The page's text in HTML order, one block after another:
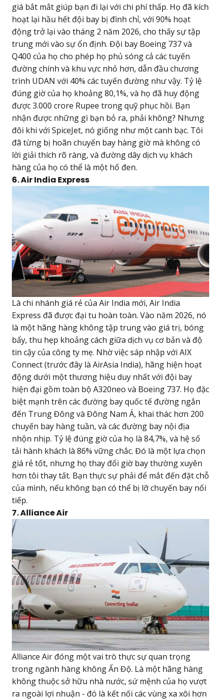
giá bắt mắt giúp bạn đi lại với chi phí thấp. Họ đã kích
hoạt lại hầu hết đội bay bị đình chỉ, với 90% hoạt
động trở lại vào tháng 2 năm 2026, cho thấy sự tập
trung mới vào sự ổn định. Đội bay Boeing 737 và
Q400 của họ cho phép họ phủ sóng cả các tuyến
đường chính và khu vực nhỏ hơn, dẫn đầu chương
trình UDAN với 40% các tuyến đường như vậy. Tỷ lệ
đúng giờ của họ khoảng 80,1%, và họ đã huy động
được 3.000 crore Rupee trong quỹ phục hồi. Bạn
nhận được những gì bạn bỏ ra, phải không? Nhưng
đôi khi với SpiceJet, nó giống như một canh bạc. Tôi
đã từng bị hoãn chuyến bay hàng giờ mà không có
lời giải thích rõ ràng, và đường dây dịch vụ khách
hàng của họ có thể là một hố đen.
6. Air India Express
Là chi nhánh giá rẻ của Air India mới, Air India
Express đã được đại tu hoàn toàn. Vào năm 2026, nó
là một hãng hàng không tập trung vào giá trị, bóng
bẩy, thu hẹp khoảng cách giữa dịch vụ cơ bản và độ
tin cậy của công ty mẹ. Nhờ việc sáp nhập với AIX
Connect (trước đây là AirAsia India), hãng hiện hoạt
động dưới một thương hiệu duy nhất với đội bay
hiện đại gồm toàn bộ A320neo và Boeing 737. Họ đặc
biệt mạnh trên các đường bay quốc tế đường ngắn
đến Trung Đông và Đông Nam Á, khai thác hơn 200
chuyến bay hàng tuần, và các đường bay nội địa
nhộn nhịp. Tỷ lệ đúng giờ của họ là 84,7%, và hệ số
tải hành khách là 86% vững chắc. Đó là một lựa chọn
giá rẻ tốt, nhưng họ thay đổi giờ bay thường xuyên
hơn tôi thay tất. Bạn thực sự phải để mắt đến đặt chỗ
của mình, nếu không bạn có thể bị lỡ chuyến bay nối
tiếp.
7. Alliance Air
Alliance Air đóng một vai trò thực sự quan trọng
trong ngành hàng không Ấn Độ. Là một hãng hàng
không thuộc sở hữu nhà nước, sứ mệnh của họ vượt
ra ngoài lợi nhuận - đó là kết nối các vùng xa xôi hơn